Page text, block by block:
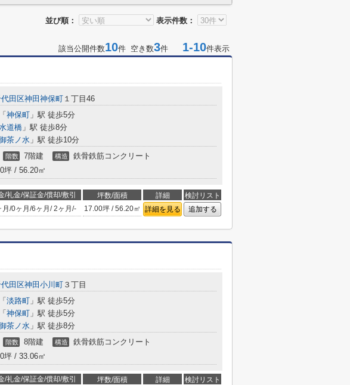
並び順： 表示件数：
該当公開件数10件 空き数3件 1-10件表示
田区神田神保町 １丁目46
「 神保町 」駅 徒歩5分
道橋 」駅 徒歩8分
茶ノ水 」駅 徒歩10分
階数 7階建 構造 鉄骨鉄筋コンクリート
坪 / 56.20㎡
/礼金/保証金/償却/敷引 坪数/面積 詳細
検討リスト
/0ヶ月 /6ヶ月 /2ヶ月 /- 17.00坪 / 56.20㎡ 詳細を見る 追加する
田区神田小川町 ３丁目
「 淡路町 」駅 徒歩5分
「 神保町 」駅 徒歩5分
茶ノ水 」駅 徒歩8分
階数 8階建 構造 鉄骨鉄筋コンクリート
坪 / 33.06㎡
/礼金/保証金/償却/敷引 坪数/面積 詳細
検討リスト